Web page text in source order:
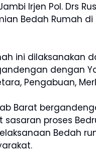
Irjen Pol. Drs
Bedah Rumah
ini dilaksanakan
dengan
Pengabuan,
Barat
proses
Bedah